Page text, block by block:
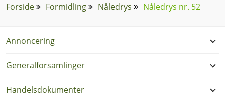
Forside Formidling Nåledrys Nåledrys nr. 52
Annoncering
Generalforsamlinger
Handelsdokumenter